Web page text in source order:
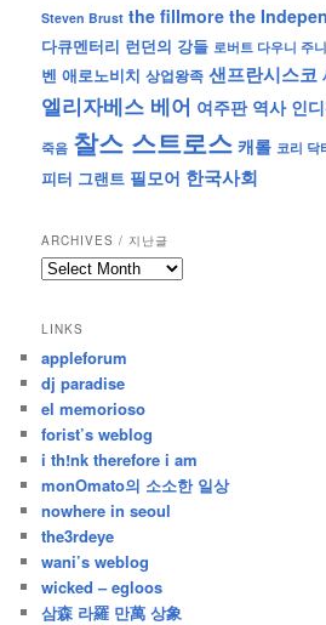
Steven Brust the fillmore the
다큐멘터리 런던의 강들 로버트 다우니 주
벤 애로노비치 상업왕족 샌프란시스코
엘리자베스 베어 여주판 역사 인
죽음 찰스 스트로스 캐롤 코리 닥
피터 그랜트 필모어 한국사회
ARCHIVES / 지난글
archives
난
글
LINKS
appleforum
dj paradise
el memorioso
forist’s weblog
i th!nk therefore i am
monOmato의 소소한 일상
nowhere in seoul
the3rdeye
wani’s weblog
wicked – egloos
삼森 라羅 만萬 상象